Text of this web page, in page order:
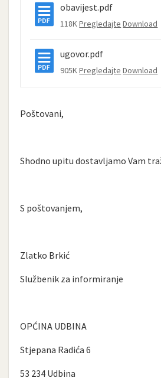
obavijest.pdf
118KPregledajte Download
ugovor.pdf
905KPregledajte Download
Poštovani,
Shodno upitu dostavljamo Vam
S poštovanjem,
Zlatko Brkić
Službenik za informiranje
OPĆINA UDBINA
Stjepana Radića 6
53 234 Udbina